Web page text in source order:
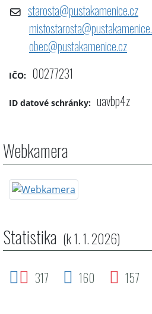
starosta@pustakamenice.cz
obec@pustakamenice.cz
IČO: 00277231
ID datové schránky: uavbp4z
Webkamera
Statistika (k 1. 1. 2026)
317 160 157